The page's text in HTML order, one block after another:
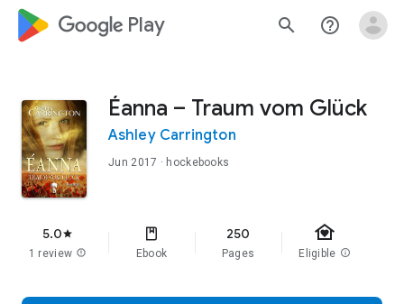
google_logo Play search help_outline
Éanna – Traum vom Glück
Ashley Carrington
Jun 2017 · hockebooks
5.0star
1 review report Ebook
250
Pages
family_home
Eligible info